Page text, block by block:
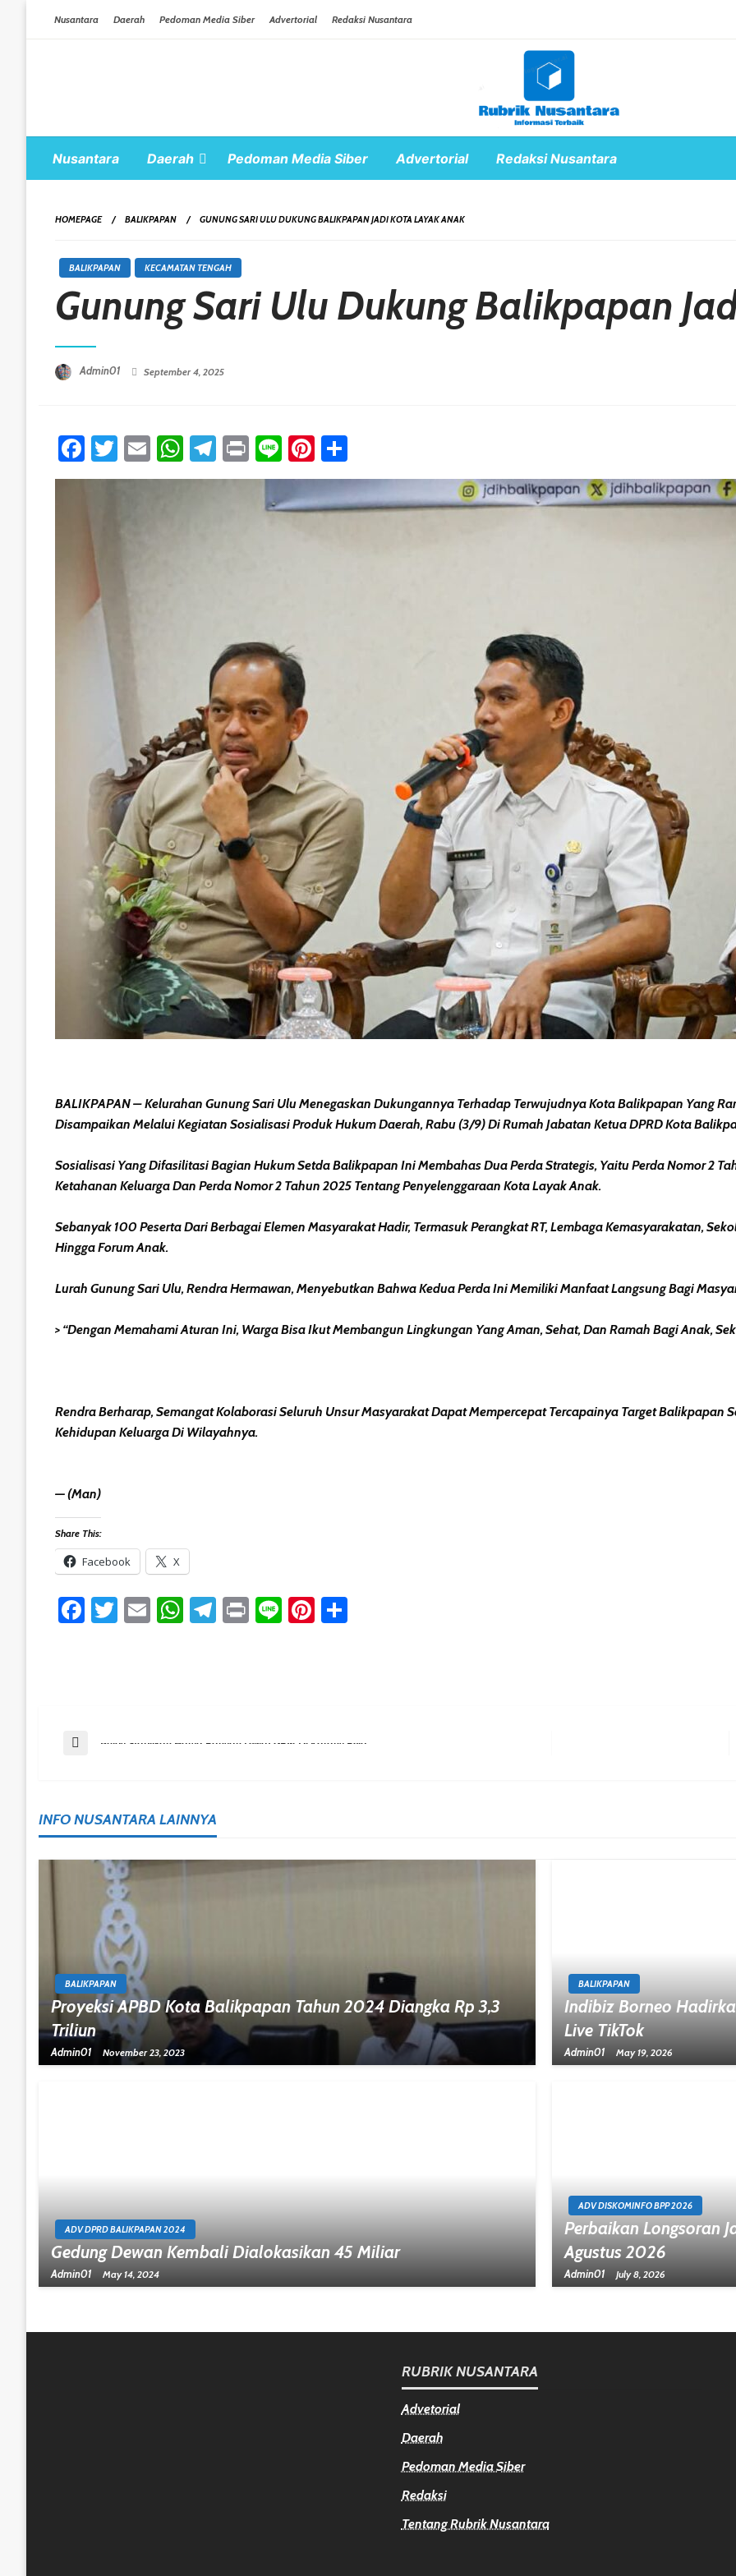
Nusantara Daerah Pedoman Media Siber Advertorial Redaksi Nusantara
Nusantara Daerah Pedoman Media Siber Advertorial Redaksi Nusantara
HOMEPAGE BALIKPAPAN GUNUNG SARI ULU DUKUNG BALIKPAPAN JADI KOTA LAYAK ANAK
BALIKPAPAN KECAMATAN TENGAH
Gunung Sari Ulu Dukung Balikpapan
Admin01 September 4, 2025
Facebook
Twitter
EmailWhatsApp
Telegram
PrintLinePinterest
BALIKPAPAN – Kelurahan Gunung Sari Ulu Menegaskan Dukungannya Terhadap Terwujudnya Kota Balikpapan Yang
Disampaikan Melalui Kegiatan Sosialisasi Produk Hukum Daerah, Rabu (3/9) Di Rumah Jabatan Ketua DPRD Kota
Sosialisasi Yang Difasilitasi Bagian Hukum Setda Balikpapan Ini Membahas Dua Perda Strategis, Yaitu Perda Nomor 2
Ketahanan Keluarga Dan Perda Nomor 2 Tahun 2025 Tentang Penyelenggaraan Kota Layak Anak.
Sebanyak 100 Peserta Dari Berbagai Elemen Masyarakat Hadir, Termasuk Perangkat RT, Lembaga Kemasyarakatan,
Hingga Forum Anak.
Lurah Gunung Sari Ulu, Rendra Hermawan, Menyebutkan Bahwa Kedua Perda Ini Memiliki Manfaat Langsung Bagi
> “Dengan Memahami Aturan Ini, Warga Bisa Ikut Membangun Lingkungan Yang Aman, Sehat, Dan Ramah Bagi Anak,
Rendra Berharap, Semangat Kolaborasi Seluruh Unsur Masyarakat Dapat Mempercepat Tercapainya Target Balikpapan
Kehidupan Keluarga Di Wilayahnya.
— (man)
Share This:
Facebook X
Facebook
Twitter
EmailWhatsApp
Telegram
PrintLinePinterest
Post
Previous Post Bulog Stabilkan Harga Pangan Lewat GPM Di Karang Rejo
INFO NUSANTARA LAINNYA
BALIKPAPAN
Proyeksi APBD Kota Balikpapan Tahun 2024 Diangka Rp 3,3
Triliun
Admin01 November 23, 2023
BALIKPAPAN
Indibiz Borneo
Live TikTok
Admin01 May 19, 2026
ADV DPRD BALIKPAPAN 2024
Gedung Dewan Kembali Dialokasikan 45 Miliar
Admin01 May 14, 2024
ADV DISKOMINFO BPP 2026
Perbaikan Longsoran
Agustus 2026
Admin01 July 8, 2026
RUBRIK NUSANTARA
Advetorial
Daerah
Pedoman Media Siber
Redaksi
Tentang Rubrik Nusantara